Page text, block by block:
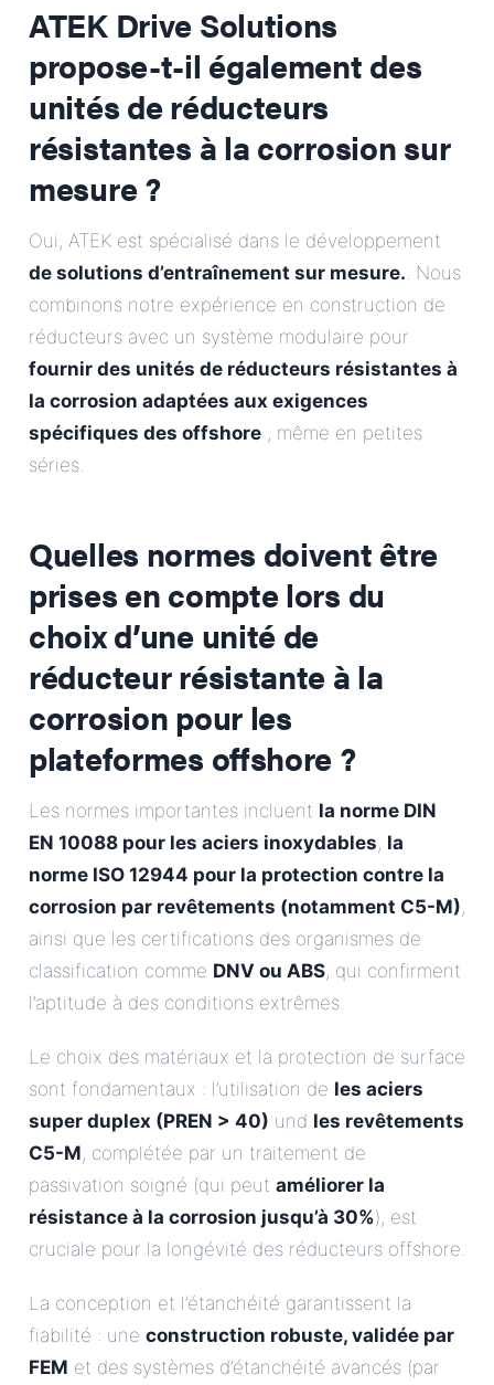
ATEK Drive Solutions
propose-t-il également des
unités de réducteurs
résistantes à la corrosion sur
mesure ?
Oui, ATEK est spécialisé dans le développement
de solutions d’entraînement sur mesure.. Nous
combinons notre expérience en construction de
réducteurs avec un système modulaire pour
fournir des unités de réducteurs résistantes à
la corrosion adaptées aux exigences
spécifiques des offshore , même en petites
séries.
Quelles normes doivent être
prises en compte lors du
choix d’une unité de
réducteur résistante à la
corrosion pour les
plateformes offshore ?
Les normes importantes incluent la norme DIN
EN 10088 pour les aciers inoxydables, la
norme ISO 12944 pour la protection contre la
corrosion par revêtements (notamment C5-M),
ainsi que les certifications des organismes de
classification comme DNV ou ABS, qui confirment
l’aptitude à des conditions extrêmes.
Le choix des matériaux et la protection de surface
sont fondamentaux : l’utilisation de les aciers
super duplex (PREN > 40) und les revêtements
C5-M, complétée par un traitement de
passivation soigné (qui peut améliorer la
résistance à la corrosion jusqu’à 30%), est
cruciale pour la longévité des réducteurs offshore.
La conception et l’étanchéité garantissent la
fiabilité : une construction robuste, validée par
FEM et des systèmes d’étanchéité avancés (par